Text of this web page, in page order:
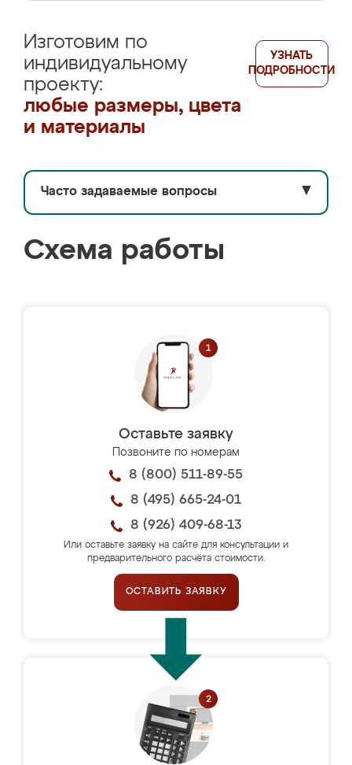
Изготовим по
индивидуальному
проекту:
любые размеры, цвета
и материалы
УЗНАТЬ
ПОДРОБНОСТИ
Часто задаваемые вопросы ▼
Схема работы
Оставьте заявку
Позвоните по номерам
8 (800) 511-89-55
8 (495) 665-24-01
8 (926) 409-68-13
Или оставьте заявку на сайте для консультации и
предварительного расчёта стоимости.
ОСТАВИТЬ ЗАЯВКУ